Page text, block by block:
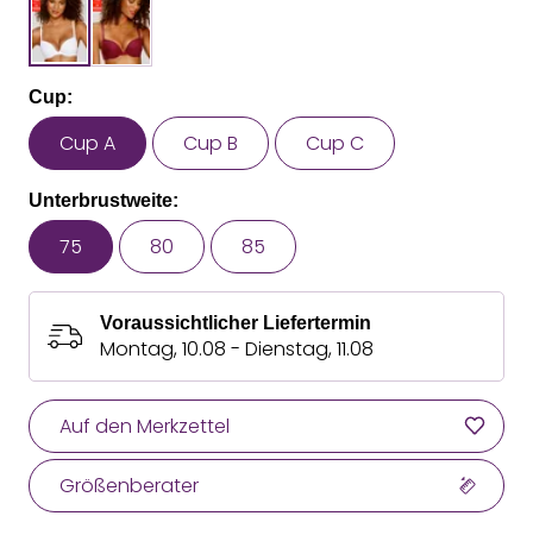
Cup:
Cup A Cup B Cup C
Unterbrustweite:
75 80 85
Voraussichtlicher Liefertermin
Montag, 10.08 - Dienstag, 11.08
Auf den Merkzettel
Größenberater